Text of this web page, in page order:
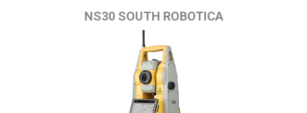
NS30 SOUTH ROBOTICA